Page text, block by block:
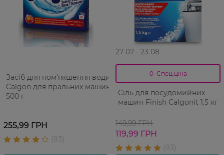
Засіб для пом'якшення води
Calgon для пральних машин
500 г
255,99 ГРН
27 07 - 23 08
0_Спец.ціна
Cіль для посудомийних
машин Finish Calgonit 1,5 кг
149,99 ГРН
119,99 ГРН